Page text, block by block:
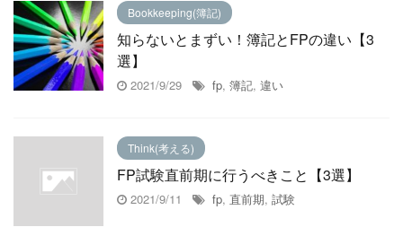
Bookkeeping(簿記)
知らないとまずい！簿記とFPの違い【3
選】
2021/9/29 fp, 簿記, 違い
Think(考える)
FP試験直前期に行うべきこと【3選】
2021/9/11 fp, 直前期, 試験